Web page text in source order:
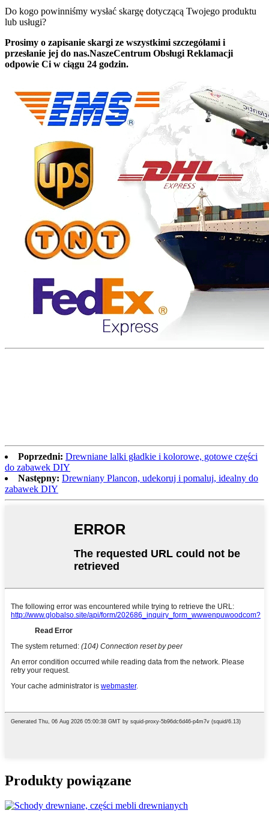
Do kogo powinniśmy wysłać skargę dotyczącą Twojego produktu
lub usługi?
Prosimy o zapisanie skargi ze wszystkimi szczegółami i
przesłanie jej do nas.NaszeCentrum Obsługi Reklamacji
odpowie Ci w ciągu 24 godzin.
Poprzedni: Drewniane lalki gładkie i kolorowe, gotowe części
do zabawek DIY
Następny: Drewniany Plancon, udekoruj i pomaluj, idealny do
zabawek DIY
Produkty powiązane